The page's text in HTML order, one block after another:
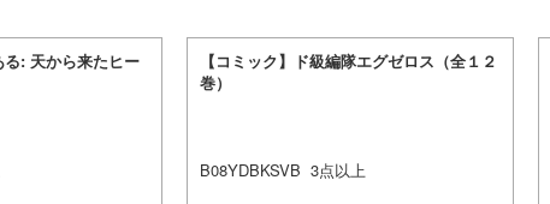
: 天から来たヒー
【コミック】ド級編隊エグゼロス（全１２
巻）
B08YDBKSVB 3点以上